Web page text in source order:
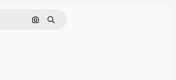
Nach Bild suchen
Suchen